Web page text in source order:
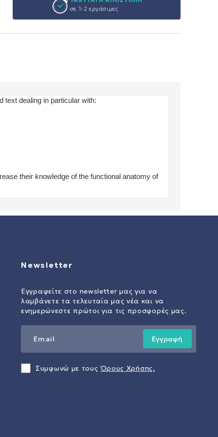
σε 1-2 εργάσιμες
text dealing in particular with:
their knowledge of the functional anatomy of
Newsletter
Εγγραφείτε στο newsletter μας για να
λαμβάνετε τα τελευταία μας νέα και να
ενημερώνεστε πρώτοι για τις προσφορές μας.
Εγγραφή
Συμφωνώ με τους Όρους Χρήσης.